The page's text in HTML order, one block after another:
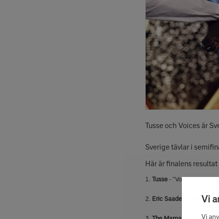
Vi
Vi
Tusse och Voices är
Sverige tävlar i
Här är finalens resultat
1. Tusse - ”Voices” – 175
2. Eric Saade - ”Every